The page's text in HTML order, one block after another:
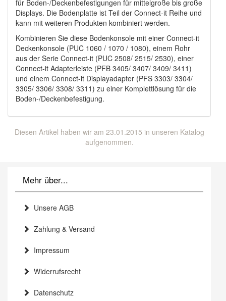
für Boden-/Deckenbefestigungen für mittelgroße bis große
Displays. Die Bodenplatte ist Teil der Connect-it Reihe und
kann mit weiteren Produkten kombiniert werden.
Kombinieren Sie diese Bodenkonsole mit einer Connect-it
Deckenkonsole (PUC 1060 / 1070 / 1080), einem Rohr
aus der Serie Connect-it (PUC 2508/ 2515/ 2530), einer
Connect-it Adapterleiste (PFB 3405/ 3407/ 3409/ 3411)
und einem Connect-it Displayadapter (PFS 3303/ 3304/
3305/ 3306/ 3308/ 3311) zu einer Komplettlösung für die
Boden-/Deckenbefestigung.
Diesen Artikel haben wir am 23.01.2015 in unseren Katalog
aufgenommen.
Mehr über...
Unsere AGB
Zahlung & Versand
Impressum
Widerrufsrecht
Datenschutz